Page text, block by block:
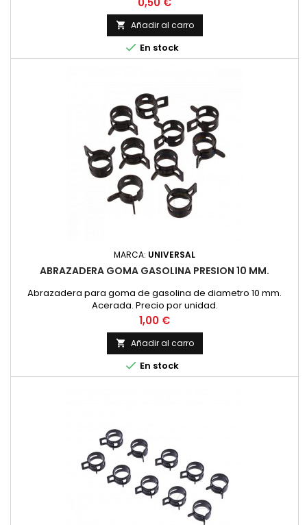
 Añadir al carro
 En stock
MARCA: UNIVERSAL
ABRAZADERA GOMA GASOLINA PRESION 10 MM.
Abrazadera para goma de gasolina de diametro 10 mm.
Acerada. Precio por unidad.
Precio
1,00 €
 Añadir al carro
 En stock